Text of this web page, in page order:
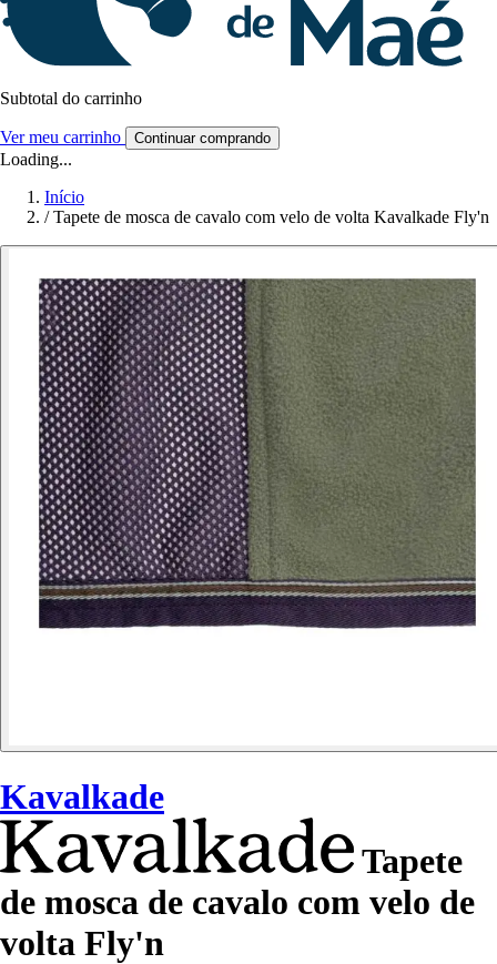
Subtotal do carrinho
Ver meu carrinho Continuar comprando
Loading...
Início
/ Tapete de mosca de cavalo com velo de volta Kavalkade Fly'n
Kavalkade
Tapete
de mosca de cavalo com velo de
volta Fly'n